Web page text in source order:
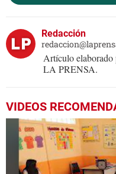
Redacción
Artículo
LA PRENSA.
VIDEOS